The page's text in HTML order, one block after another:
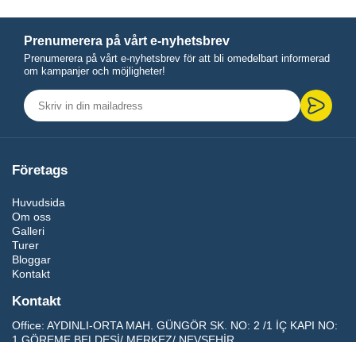
Prenumerera på vårt e-nyhetsbrev
Prenumerera på vårt e-nyhetsbrev för att bli omedelbart informerad
om kampanjer och möjligheter!
Företags
Huvudsida
Om oss
Galleri
Turer
Bloggar
Kontakt
Kontakt
Office: AYDINLI-ORTA MAH. GÜNGÖR SK. NO: 2 /1 İÇ KAPI NO: